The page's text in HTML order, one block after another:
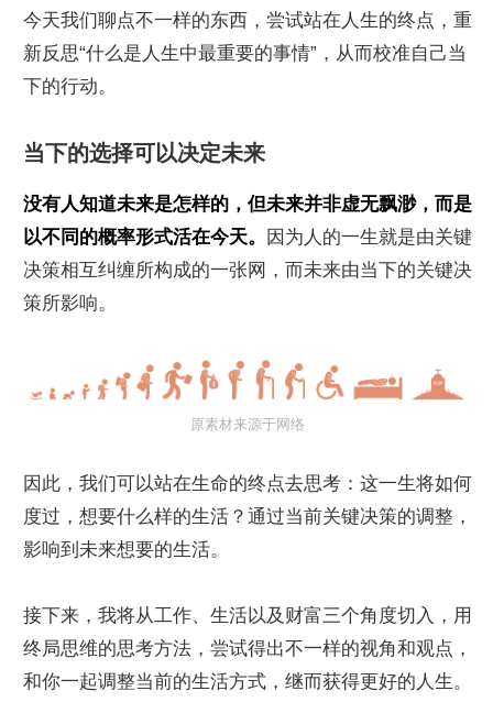
今天我们聊点不一样的东西，尝试站在人生的终点，重
新反思“什么是人生中最重要的事情”，从而校准自己当
下的行动。
当下的选择可以决定未来
没有人知道未来是怎样的，但未来并非虚无飘渺，而是
以不同的概率形式活在今天。
因为人的一生就是由关键
决策相互纠缠所构成的一张网，而未来由当下的关键决
策所影响。
原素材来源于网络
因此，我们可以站在生命的终点去思考：这一生将如何
度过，想要什么样的生活？通过当前关键决策的调整，
影响到未来想要的生活。
接下来，我将从工作、生活以及财富三个角度切入，用
终局思维的思考方法，尝试得出不一样的视角和观点，
和你一起调整当前的生活方式，继而获得更好的人生。